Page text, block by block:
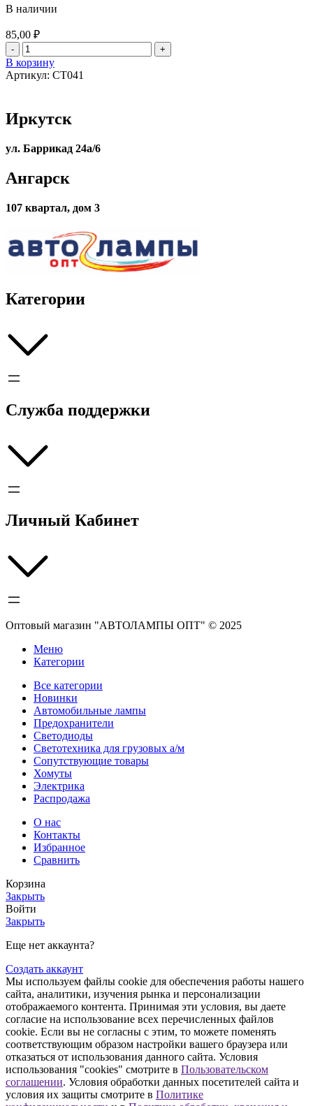
В наличии
85,00 ₽
Количество
товара
Светоотражатель
75
с
WAS
В корзину
Артикул: СТ041
Иркутск
ул. Баррикад 24а/6
Ангарск
107 квартал, дом 3
Категории
Служба поддержки
Личный Кабинет
Оптовый магазин "АВТОЛАМПЫ ОПТ" © 2025
Меню
Категории
Все категории
Новинки
Автомобильные лампы
Предохранители
Светодиоды
Светотехника для грузовых а/м
Сопутствующие товары
Хомуты
Электрика
Распродажа
О нас
Контакты
Избранное
Сравнить
Корзина
Закрыть
Войти
Закрыть
Еще нет аккаунта?
Создать аккаунт
Мы используем файлы cookie для обеспечения работы нашего
сайта, аналитики, изучения рынка и персонализации
отображаемого контента. Принимая эти условия, вы даете
согласие на использование всех перечисленных файлов
cookie. Если вы не согласны с этим, то можете поменять
соответствующим образом настройки вашего браузера или
отказаться от использования данного сайта. Условия
использования "cookies" смотрите в Пользовательском
соглашении. Условия обработки данных посетителей сайта и
условия их защиты смотрите в Политике